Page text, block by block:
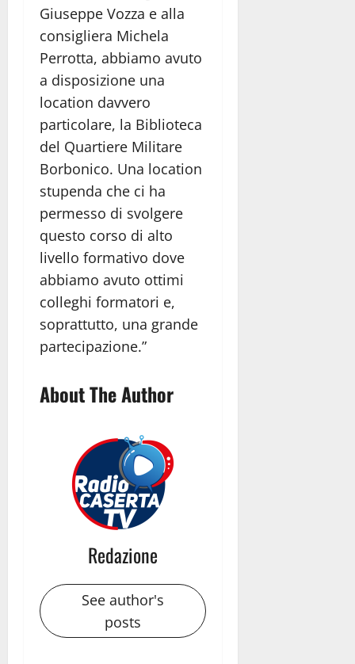
Giuseppe Vozza e alla
consigliera Michela
Perrotta, abbiamo avuto
a disposizione una
location davvero
particolare, la Biblioteca
del Quartiere Militare
Borbonico. Una location
stupenda che ci ha
permesso di svolgere
questo corso di alto
livello formativo dove
abbiamo avuto ottimi
colleghi formatori e,
soprattutto, una grande
partecipazione.”
About The Author
Redazione
See author's
posts